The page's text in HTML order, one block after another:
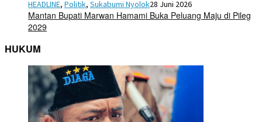
HEADLINE, Politik, Sukabumi Nyolok28 Juni 2026
Mantan Bupati Marwan Hamami Buka Peluang Maju di Pileg
2029
HUKUM